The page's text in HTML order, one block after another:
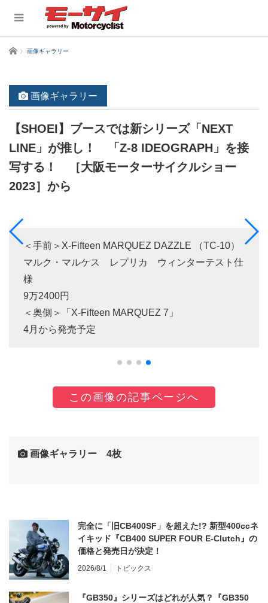
ホーム 画像ギャラリー
画像ギャラリー
【SHOEI】ブースでは新シリーズ「NEXT
LINE」が推し！ 「Z-8 IDEOGRAPH」を接
写する！ ［大阪モーターサイクルショー
2023］から
＜手前＞X-Fifteen MARQUEZ DAZZLE （TC-10）
マルク・マルケス レプリカ ウィンターテスト仕
様
9万2400円
＜奥側＞「X-Fifteen MARQUEZ 7」
4月から発売予定
この画像の記事ページへ
画像ギャラリー 4枚
完全に「旧CB400SF」を超えた!? 新型400ccネ
イキッド『CB400 SUPER FOUR E-Clutch』の
価格と発売日が決定！
2026/8/1 トピックス
『GB350』シリーズはどれが人気？『GB350